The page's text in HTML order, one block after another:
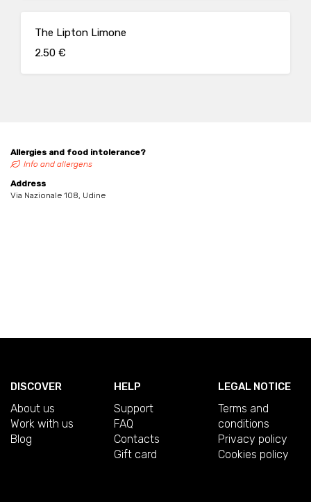
The Lipton Limone
2.50 €
Allergies and food intolerance?
Info and allergens
Address
Via Nazionale 108, Udine
DISCOVER
About us
Work with us
Blog
HELP
Support
FAQ
Contacts
Gift card
LEGAL NOTICE
Terms and
conditions
Privacy policy
Cookies policy